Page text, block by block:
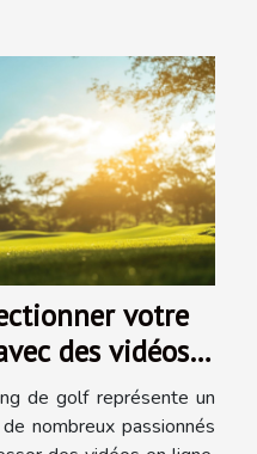
votre
des vidéos
de golf représente un
nombreux passionnés